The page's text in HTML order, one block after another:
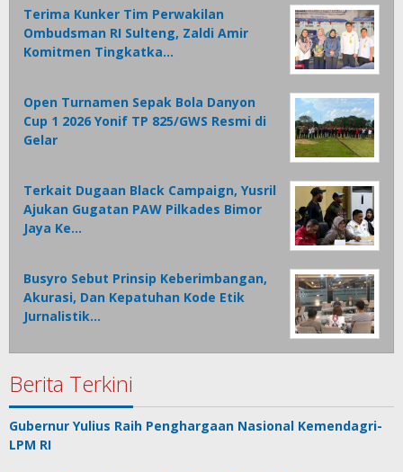
Terima Kunker Tim Perwakilan
Ombudsman RI Sulteng, Zaldi Amir
Komitmen Tingkatka…
Open Turnamen Sepak Bola Danyon
Cup 1 2026 Yonif TP 825/GWS Resmi di
Gelar
Terkait Dugaan Black Campaign, Yusril
Ajukan Gugatan PAW Pilkades Bimor
Jaya Ke…
Busyro Sebut Prinsip Keberimbangan,
Akurasi, Dan Kepatuhan Kode Etik
Jurnalistik…
Berita Terkini
Gubernur Yulius Raih Penghargaan Nasional Kemendagri-
LPM RI